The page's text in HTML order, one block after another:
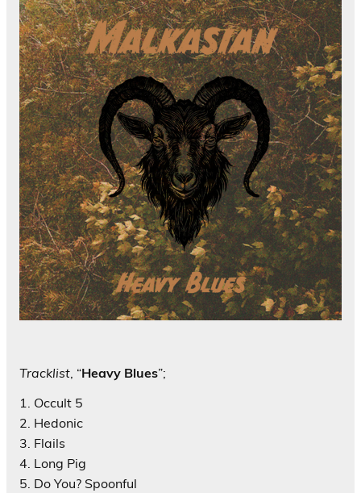
Tracklist, “Heavy Blues”;
1. Occult 5
2. Hedonic
3. Flails
4. Long Pig
5. Do You? Spoonful